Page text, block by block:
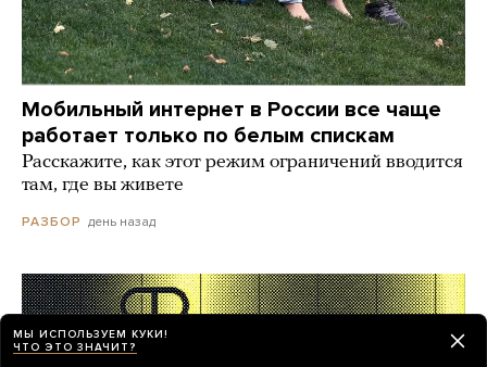
Мобильный интернет в России все чаще
работает только по белым спискам
Расскажите, как этот режим ограничений вводится
там, где вы живете
РАЗБОР день назад
МЫ ИСПОЛЬЗУЕМ КУКИ!
ЧТО ЭТО ЗНАЧИТ?